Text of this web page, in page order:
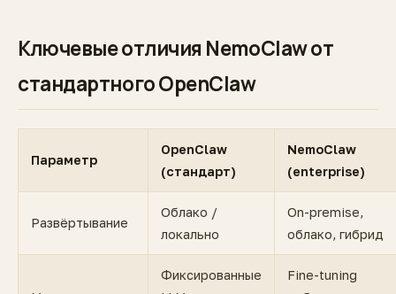
Ключевые отличия NemoClaw от
стандартного OpenClaw
Параметр
OpenClaw
(стандарт)
NemoClaw
(enterprise)
Развёртывание
Облако /
локально
On-premise,
облако, гибрид
Фиксированные
Fine-tuning